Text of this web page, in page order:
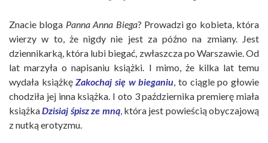
Znacie bloga Panna Anna Biega? Prowadzi go kobieta, która
wierzy w to, że nigdy nie jest za późno na zmiany. Jest
dziennikarką, która lubi biegać, zwłaszcza po Warszawie. Od
lat marzyła o napisaniu książki. I mimo, że kilka lat temu
wydała książkęZakochaj się w bieganiu, to ciągle po głowie
chodziła jej inna książka. I oto 3 października premierę miała
książkaDzisiaj śpisz ze mną,która jest powieścią obyczajową
z nutką erotyzmu.